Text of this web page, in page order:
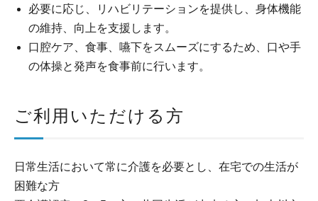
必要に応じ、リハビリテーションを提供し、身体機能
の維持、向上を支援します。
口腔ケア、食事、嚥下をスムーズにするため、口や手
の体操と発声を食事前に行います。
ご利用いただける方
日常生活において常に介護を必要とし、在宅での生活が
困難な方